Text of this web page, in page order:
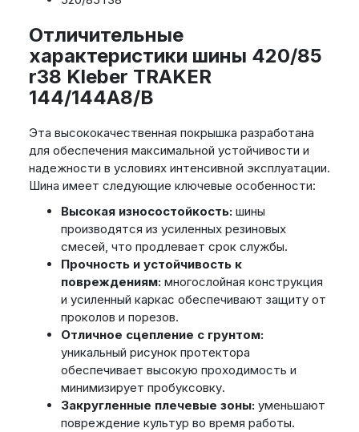
Отличительные
характеристики шины 420/85
r38 Kleber TRAKER
144/144A8/B
Эта высококачественная покрышка разработана
для обеспечения максимальной устойчивости и
надежности в условиях интенсивной эксплуатации.
Шина имеет следующие ключевые особенности:
Высокая износостойкость:шины
производятся из усиленных резиновых
смесей, что продлевает срок службы.
Прочность и устойчивость к
повреждениям:многослойная конструкция
и усиленный каркас обеспечивают защиту от
проколов и порезов.
Отличное сцепление с грунтом:
уникальный рисунок протектора
обеспечивает высокую проходимость и
минимизирует пробуксовку.
Закругленные плечевые зоны:уменьшают
повреждение культур во время работы.